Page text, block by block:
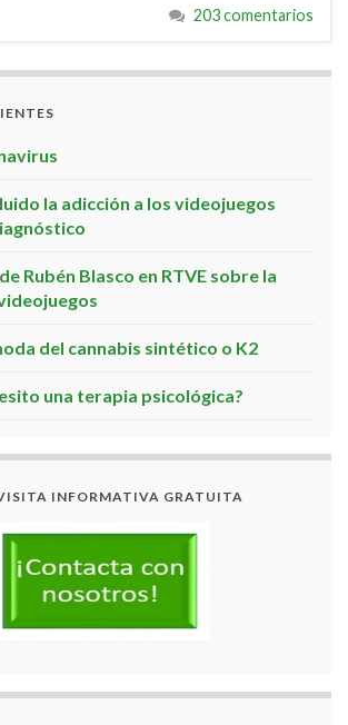
203 comentarios
la adicción a los videojuegos
Rubén Blasco en RTVE sobre la
del cannabis sintético o K2
una terapia psicológica?
INFORMATIVA GRATUITA